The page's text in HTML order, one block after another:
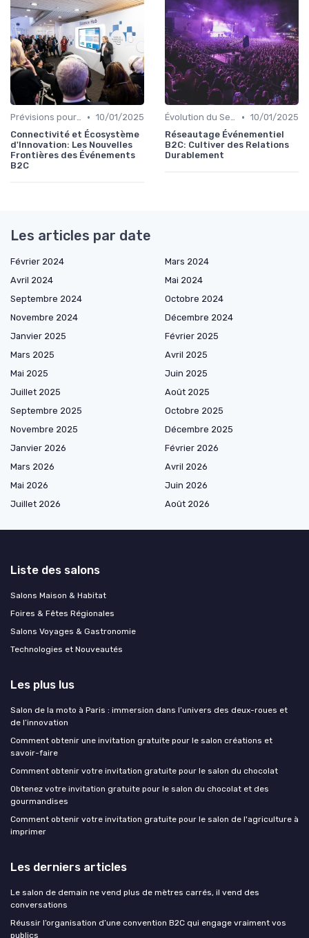
Prévisions pour les Événements Futurs • 10/01/2025
Connectivité et Écosystème
d'Innovation: Les Nouvelles
Frontières des Événements
B2C
Évolution du Secteur Événementiel B2C • 10/01/2025
Réseautage Événementiel
B2C: Cultiver des Relations
Durablement
Les articles par date
Février 2024
Mars 2024
Avril 2024
Mai 2024
Septembre 2024
Octobre 2024
Novembre 2024
Décembre 2024
Janvier 2025
Février 2025
Mars 2025
Avril 2025
Mai 2025
Juin 2025
Juillet 2025
Août 2025
Septembre 2025
Octobre 2025
Novembre 2025
Décembre 2025
Janvier 2026
Février 2026
Mars 2026
Avril 2026
Mai 2026
Juin 2026
Juillet 2026
Août 2026
Liste des salons
Salons Maison & Habitat
Foires & Fêtes Régionales
Salons Voyages & Gastronomie
Technologies et Nouveautés
Les plus lus
Salon de la moto à Paris : immersion dans l’univers des deux-roues et
de l’innovation
Comment obtenir une invitation gratuite pour le salon créations et
savoir-faire
Comment obtenir votre invitation gratuite pour le salon du chocolat
Obtenez votre invitation gratuite pour le salon du chocolat et des
gourmandises
Comment obtenir votre invitation gratuite pour le salon de l'agriculture à
imprimer
Les derniers articles
Le salon de demain ne vend plus de mètres carrés, il vend des
conversations
Réussir l’organisation d’une convention B2C qui engage vraiment vos
publics